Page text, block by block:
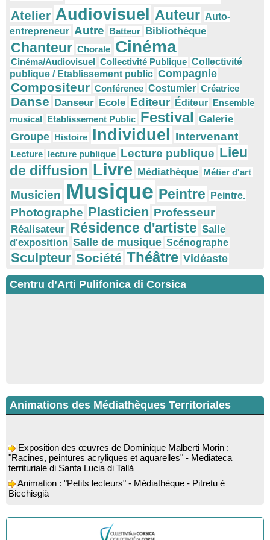
Atelier Audiovisuel Auteur Auto-
entrepreneur Autre Batteur Bibliothèque
Chanteur Chorale Cinéma
Cinéma/Audiovisuel Collectivité Publique Collectivité
publique / Etablissement public Compagnie
Compositeur Conférence Costumier Créatrice
Danse Danseur Ecole Editeur Éditeur Ensemble
musical Etablissement Public Festival Galerie
Groupe Histoire Individuel Intervenant
Lecture lecture publique Lecture publique Lieu
de diffusion Livre Médiathèque Métier d'art
Musicien Musique Peintre Peintre.
Photographe Plasticien Professeur
Réalisateur Résidence d'artiste Salle
d'exposition Salle de musique Scénographe
Sculpteur Société Théâtre Vidéaste
Centru d’Arti Pulifonica di Corsica
Animations des Médiathèques Territoriales
"Racines, peintures acryliques et aquarelles" - Mediateca
territuriale di Santa Lucia di Tallà
Bicchisgià
Veillée de contes à la forêt enchantée "U Mondu ditu
Colloque : "Taravu : terre de patrimoines", Regards sur le
patrimoine religieux, roman, thermal et littéraire - Spaziu Jean-